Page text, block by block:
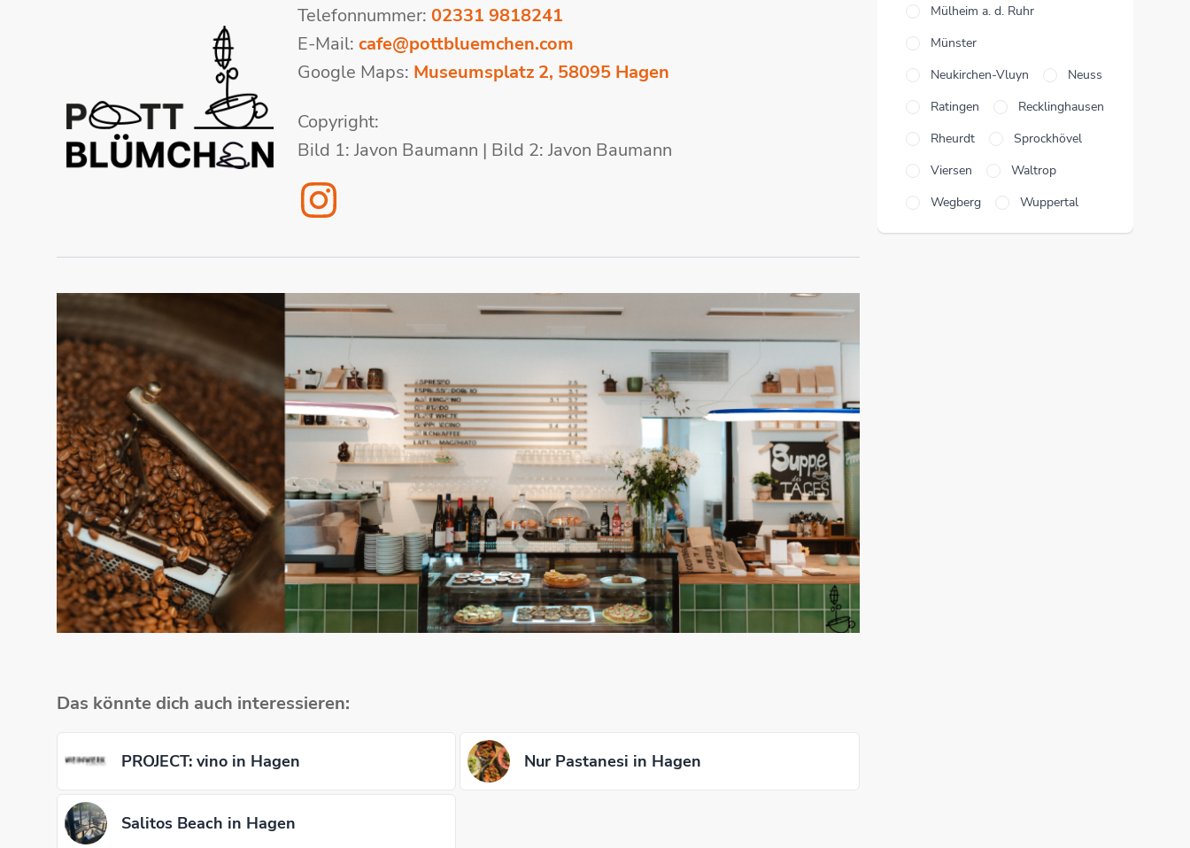
Telefonnummer: 02331 9818241
E-Mail: cafe@pottbluemchen.com
Google Maps: Museumsplatz 2, 58095 Hagen
Copyright:
Bild 1: Javon Baumann | Bild 2: Javon Baumann
Das könnte dich auch interessieren:
PROJECT: vino in Hagen Nur Pastanesi in Hagen
Salitos Beach in Hagen
Mülheim a. d. Ruhr
Münster
Neukirchen-Vluyn
Neuss
Ratingen
Recklinghausen
Rheurdt
Sprockhövel
Viersen
Waltrop
Wegberg
Wuppertal